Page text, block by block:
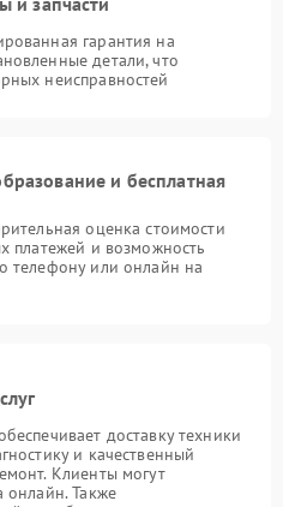
гарантия на
детали, что
неисправностей
и бесплатная
оценка стоимости
платежей и возможность
телефону или онлайн на
доставку техники
и качественный
Клиенты могут
онлайн. Также